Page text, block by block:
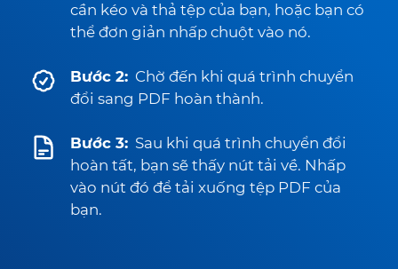
cần kéo và thả tệp của bạn, hoặc bạn có
thể đơn giản nhấp chuột vào nó.
Bước 2: Chờ đến khi quá trình chuyển
đổi sang PDF hoàn thành.
Bước 3: Sau khi quá trình chuyển đổi
hoàn tất, bạn sẽ thấy nút tải về. Nhấp
vào nút đó để tải xuống tệp PDF của
bạn.